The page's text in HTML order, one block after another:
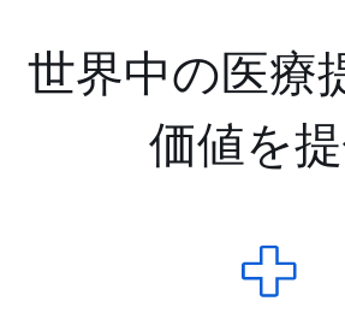
世界中の医療
価値を